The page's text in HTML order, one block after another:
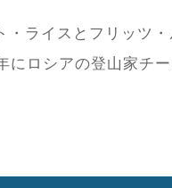
ライスとフリッツ
にロシアの登山家チ